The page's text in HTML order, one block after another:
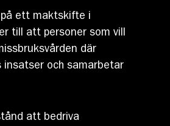
på ett maktskifte i
till att personer som vill
där
och samarbetar
att bedriva